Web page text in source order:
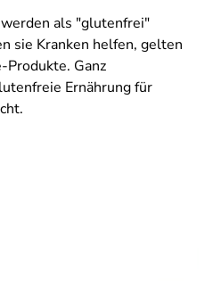
als "glutenfrei"
sie Kranken helfen, gelten
Ganz
Ernährung für